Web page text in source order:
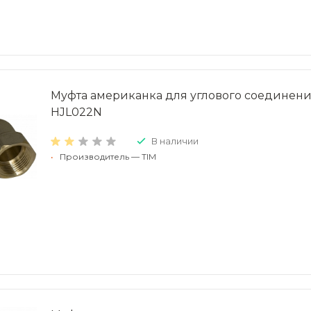
Муфта американка для углового
HJL022N
В наличии
• Производитель — TIM